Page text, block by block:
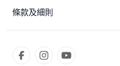
條款及細則